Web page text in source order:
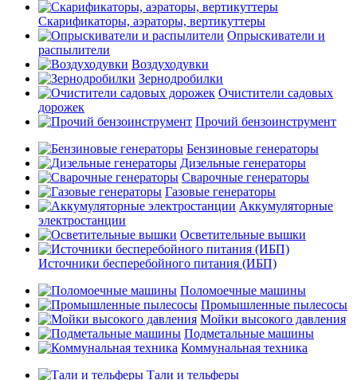
Скарификаторы, аэраторы, вертикуттеры
Опрыскиватели и
распылители
Воздуходувки
Зернодробилки
Очистители садовых
дорожек
Прочий бензоинструмент
Бензиновые генераторы
Дизельные генераторы
Сварочные генераторы
Газовые генераторы
Аккумуляторные
электростанции
Осветительные вышки
Источники бесперебойного питания (ИБП)
Поломоечные машины
Промышленные пылесосы
Мойки высокого давления
Подметальные машины
Коммунальная техника
Тали и тельферы